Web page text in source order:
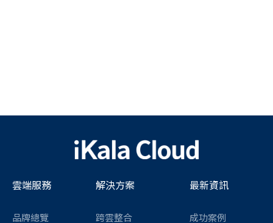
雲端服務
品牌總覽
解決方案
跨雲整合
最新資訊
成功案例